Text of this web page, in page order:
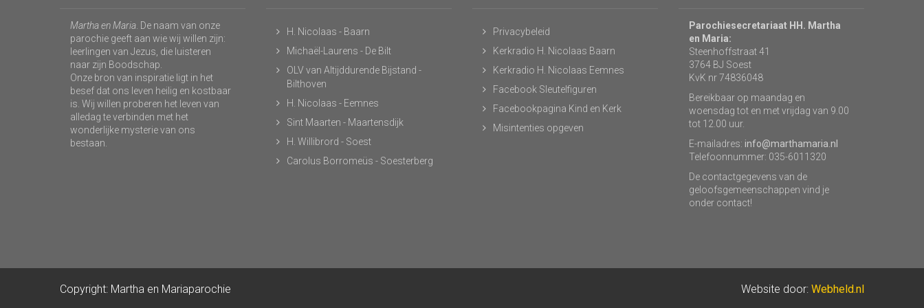
Martha en Maria . De naam van onze
parochie geeft aan wie wij willen zijn:
leerlingen van Jezus, die luisteren
naar zijn Boodschap.
Onze bron van inspiratie ligt in het
besef dat ons leven heilig en kostbaar
is. Wij willen proberen het leven van
alledag te verbinden met het
wonderlijke mysterie van ons
bestaan.
H. Nicolaas - Baarn
Michaël-Laurens - De Bilt
OLV van Altijddurende Bijstand -
Bilthoven
H. Nicolaas - Eemnes
Sint Maarten - Maartensdijk
H. Willibrord - Soest
Carolus Borromeüs - Soesterberg
Privacybeleid
Kerkradio H. Nicolaas Baarn
Kerkradio H. Nicolaas Eemnes
Facebook Sleutelfiguren
Facebookpagina Kind en Kerk
Misintenties opgeven
Parochiesecretariaat HH. Martha
en Maria:
Steenhoffstraat 41
3764 BJ Soest
KvK nr 74836048
Bereikbaar op maandag en
woensdag tot en met vrijdag van 9.00
tot 12.00 uur.
E-mailadres: info@marthamaria.nl
Telefoonnummer: 035-6011320
De contactgegevens van de
geloofsgemeenschappen vind je
onder contact!
Copyright: Martha en Mariaparochie Website door: Webheld.nl